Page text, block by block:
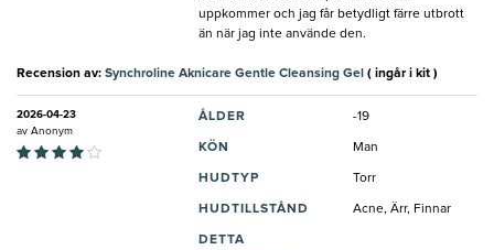
uppkommer och jag får betydligt färre utbrott
än när jag inte använde den.
Recension av: Synchroline Aknicare Gentle Cleansing Gel ( ingår i kit )
2026-04-23
av Anonym
ÅLDER -19
KÖN Man
HUDTYP Torr
HUDTILLSTÅND Acne, Ärr, Finnar
DETTA